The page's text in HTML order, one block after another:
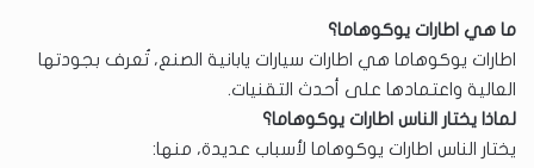
ما هي اطارات يوكوهاما؟
اطارات يوكوهاما هي اطارات سيارات يابانية الصنع، تُعرف بجودتها
العالية واعتمادها على أحدث التقنيات.
لماذا يختار الناس اطارات يوكوهاما؟
يختار الناس اطارات يوكوهاما لأسباب عديدة، منها: